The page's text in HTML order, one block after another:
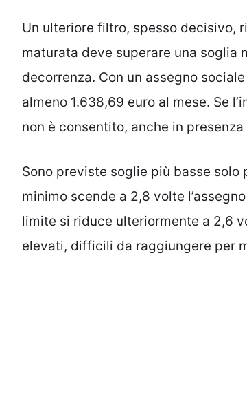
Un ulteriore filtro, spesso decisivo,
maturata deve superare una soglia
decorrenza. Con un assegno
almeno 1.638,69 euro al mese. Se
non è consentito, anche in
Sono previste soglie più basse
minimo scende a 2,8 volte
limite si riduce ulteriormente a 2,6
elevati, difficili da raggiungere per